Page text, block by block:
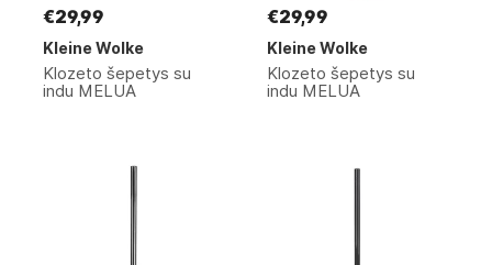
€29,99
Kleine Wolke
Klozeto šepetys su
indu MELUA
€29,99
Kleine Wolke
Klozeto šepetys su
indu MELUA